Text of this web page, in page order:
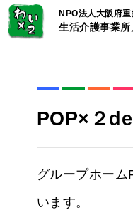
NPO法人大阪府
生活介護事業
POP×２
グループホー
います。